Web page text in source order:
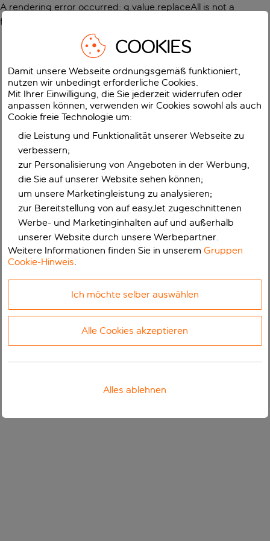
A rendering error occurred: g.value.replaceAll is not a
function
COOKIES
Damit unsere Webseite ordnungsgemäß funktioniert,
nutzen wir unbedingt erforderliche Cookies.
Mit Ihrer Einwilligung, die Sie jederzeit widerrufen oder
anpassen können, verwenden wir Cookies sowohl als auch
Cookie freie Technologie um:
die Leistung und Funktionalität unserer Webseite zu
verbessern;
zur Personalisierung von Angeboten in der Werbung,
die Sie auf unserer Website sehen können;
um unsere Marketingleistung zu analysieren;
zur Bereitstellung von auf easyJet zugeschnittenen
Werbe- und Marketinginhalten auf und außerhalb
unserer Website durch unsere Werbepartner.
Weitere Informationen finden Sie in unseremGruppen
Cookie-Hinweis.
Ich möchte selber auswählen
Alle Cookies akzeptieren
Alles ablehnen